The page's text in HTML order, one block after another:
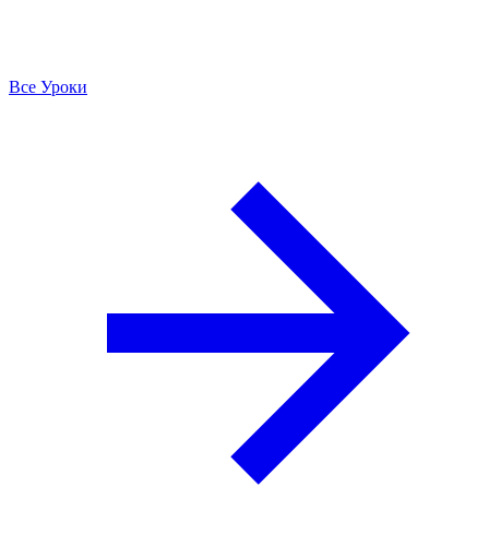
Все Уроки